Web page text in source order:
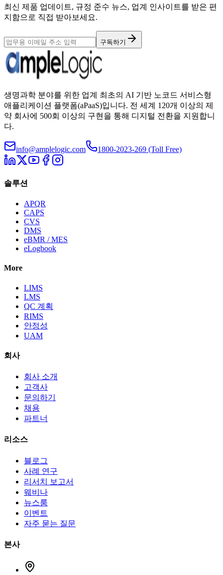
최신 제품 업데이트, 규정 준수 뉴스, 업계 인사이트를 받은 편
지함으로 직접 받아보세요.
구독하기
생명과학 분야를 위한 업계 최초의 AI 기반 노코드 서비스형
애플리케이션 플랫폼(aPaaS)입니다. 전 세계 120개 이상의 제
약 회사에 500회 이상의 구현을 통해 디지털 전환을 지원합니
다.
info@amplelogic.com 1800-2023-269 (Toll Free)
솔루션
APQR
CAPS
CVS
DMS
eBMR / MES
eLogbook
More
LIMS
LMS
QC 계획
RIMS
안정성
UAM
회사
회사 소개
고객사
문의하기
채용
파트너
리소스
블로그
사례 연구
리서치 보고서
웨비나
뉴스룸
이벤트
자주 묻는 질문
본사